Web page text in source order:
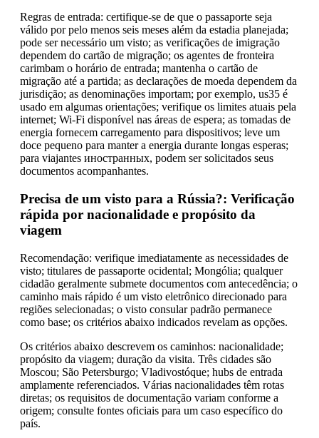
Regras de entrada: certifique-se de que o passaporte seja
válido por pelo menos seis meses além da estadia planejada;
pode ser necessário um visto; as verificações de imigração
dependem do cartão de migração; os agentes de fronteira
carimbam o horário de entrada; mantenha o cartão de
migração até a partida; as declarações de moeda dependem da
jurisdição; as denominações importam; por exemplo, us35 é
usado em algumas orientações; verifique os limites atuais pela
internet; Wi-Fi disponível nas áreas de espera; as tomadas de
energia fornecem carregamento para dispositivos; leve um
doce pequeno para manter a energia durante longas esperas;
para viajantes иностранныx, podem ser solicitados seus
documentos acompanhantes.
Precisa de um visto para a Rússia?: Verificação
rápida por nacionalidade e propósito da
viagem
Recomendação: verifique imediatamente as necessidades de
visto; titulares de passaporte ocidental; Mongólia; qualquer
cidadão geralmente submete documentos com antecedência; o
caminho mais rápido é um visto eletrônico direcionado para
regiões selecionadas; o visto consular padrão permanece
como base; os critérios abaixo indicados revelam as opções.
Os critérios abaixo descrevem os caminhos: nacionalidade;
propósito da viagem; duração da visita. Três cidades são
Moscou; São Petersburgo; Vladivostóque; hubs de entrada
amplamente referenciados. Várias nacionalidades têm rotas
diretas; os requisitos de documentação variam conforme a
origem; consulte fontes oficiais para um caso específico do
país.